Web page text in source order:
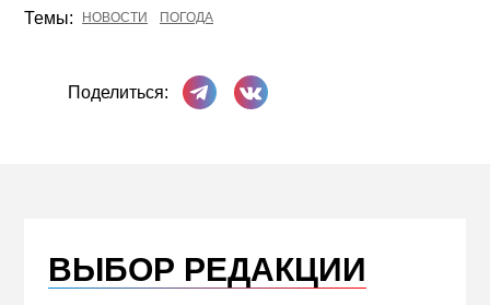
Темы: НОВОСТИ ПОГОДА
Поделиться:
Поделиться в Телеграме
Поделиться ВКонтакте
ВЫБОР РЕДАКЦИИ